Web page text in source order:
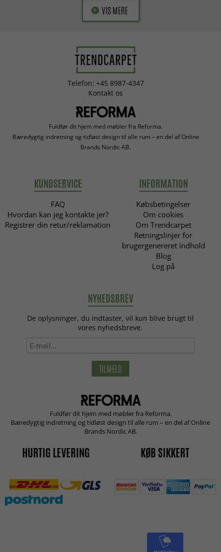
VIS MERE
Telefon: +45 8987-4347
Kontakt os
Fuldfør dit hjem med møbler fra Reforma.
Bæredygtig indretning og tidløst design til alle rum – en del af Online
Brands Nordic AB.
KUNDSERVICE
FAQ
Hvordan kan jeg kontakte jer?
Registrer din retur/reklamation
INFORMATION
Købsbetingelser
Om cookies
Om Trendcarpet
Retningslinjer for
brugergenereret indhold
Blog
Log på
NYHEDSBREV
De oplysninger, du indtaster, vil kun blive brugt til
vores nyhedsbreve.
TILMELD
Fuldfør dit hjem med møbler fra Reforma.
Bæredygtig indretning og tidløst design til alle rum – en del af Online
Brands Nordic AB.
HURTIG LEVERING KØB SIKKERT